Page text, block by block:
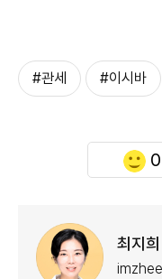
#관세 #이시바
0
최지